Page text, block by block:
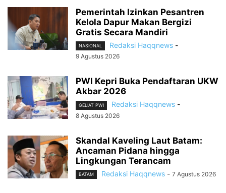
Pemerintah Izinkan Pesantren
Kelola Dapur Makan Bergizi
Gratis Secara Mandiri
NASIONAL Redaksi Haqqnews -
9 Agustus 2026
PWI Kepri Buka Pendaftaran UKW
Akbar 2026
GELIAT PWI Redaksi Haqqnews -
8 Agustus 2026
Skandal Kaveling Laut Batam:
Ancaman Pidana hingga
Lingkungan Terancam
BATAM Redaksi Haqqnews - 7 Agustus 2026